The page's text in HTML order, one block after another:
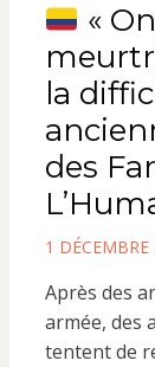
«
la
des
POSTED
1 DÉCEMBRE
Après des
armée, des
tentent de